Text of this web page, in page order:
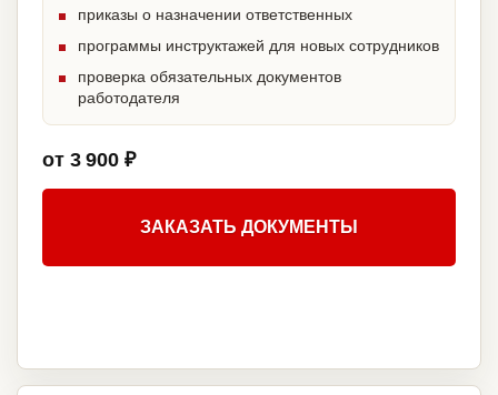
приказы о назначении ответственных
программы инструктажей для новых сотрудников
проверка обязательных документов
работодателя
от 3 900 ₽
ЗАКАЗАТЬ ДОКУМЕНТЫ